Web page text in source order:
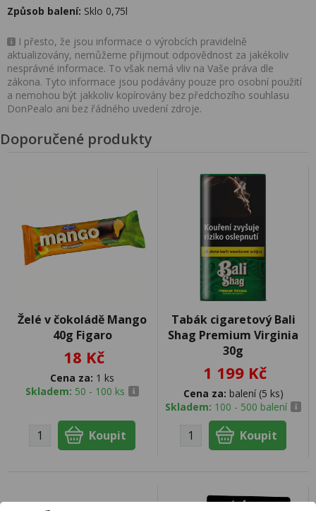
Způsob balení: Sklo 0,75l
I přesto, že jsou informace o výrobcích pravidelně
aktualizovány, nemůžeme přijmout odpovědnost za jakékoliv
nesprávné informace. To však nemá vliv na Vaše práva dle
zákona. Tyto informace jsou podávány pouze pro osobní použití
a nemohou být jakkoliv kopírovány bez předchozího souhlasu
DonPealo ani bez řádného uvedení zdroje.
Doporučené produkty
Želé v čokoládě Mango
40g Figaro
18 Kč
Cena za: 1 ks
Skladem: 50 - 100 ks
Tabák cigaretový Bali
Shag Premium Virginia
30g
1 199 Kč
Cena za: balení (5 ks)
Skladem: 100 - 500 balení